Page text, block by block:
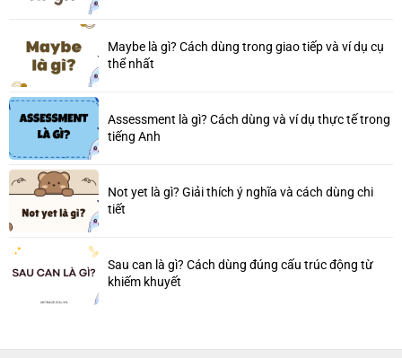
Maybe là gì? Cách dùng trong giao tiếp và ví dụ cụ
thể nhất
Assessment là gì? Cách dùng và ví dụ thực tế trong
tiếng Anh
Not yet là gì? Giải thích ý nghĩa và cách dùng chi
tiết
Sau can là gì? Cách dùng đúng cấu trúc động từ
khiếm khuyết